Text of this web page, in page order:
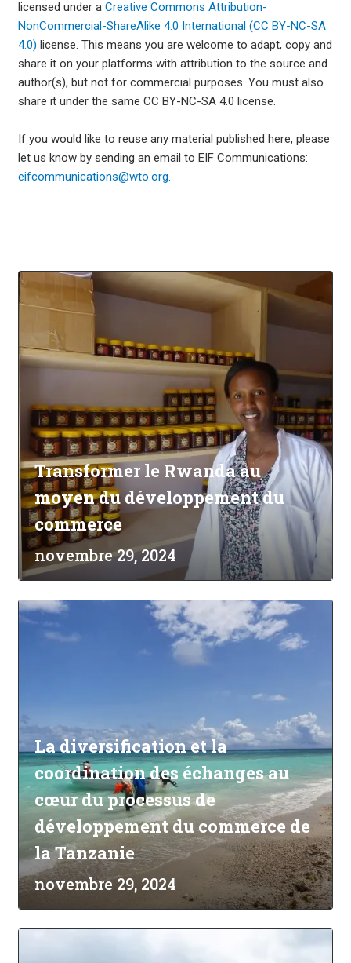
licensed under a Creative Commons Attribution-
NonCommercial-ShareAlike 4.0 International (CC BY-NC-SA
4.0) license. This means you are welcome to adapt, copy and
share it on your platforms with attribution to the source and
author(s), but not for commercial purposes. You must also
share it under the same CC BY-NC-SA 4.0 license.
If you would like to reuse any material published here, please
let us know by sending an email to EIF Communications:
eifcommunications@wto.org.
Transformer le Rwanda au
moyen du développement du
commerce
novembre 29, 2024
La diversification et la
coordination des échanges au
cœur du processus de
développement du commerce de
la Tanzanie
novembre 29, 2024